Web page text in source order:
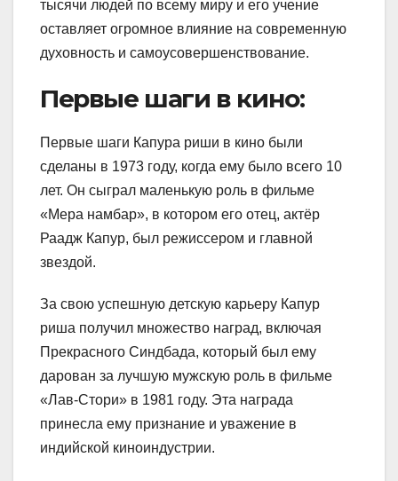
тысячи людей по всему миру и его учение
оставляет огромное влияние на современную
духовность и самоусовершенствование.
Первые шаги в кино:
Первые шаги Капура риши в кино были
сделаны в 1973 году, когда ему было всего 10
лет. Он сыграл маленькую роль в фильме
«Мера намбар», в котором его отец, актёр
Раадж Капур, был режиссером и главной
звездой.
За свою успешную детскую карьеру Капур
риша получил множество наград, включая
Прекрасного Синдбада, который был ему
дарован за лучшую мужскую роль в фильме
«Лав-Стори» в 1981 году. Эта награда
принесла ему признание и уважение в
индийской киноиндустрии.